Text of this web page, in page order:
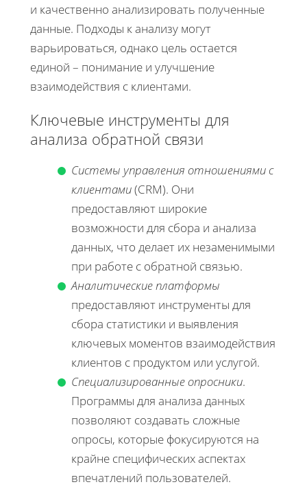
и качественно анализировать полученные
данные. Подходы к анализу могут
варьироваться, однако цель остается
единой – понимание и улучшение
взаимодействия с клиентами.
Ключевые инструменты для
анализа обратной связи
Системы управления отношениями с
клиентами(CRM). Они
предоставляют широкие
возможности для сбора и анализа
данных, что делает их незаменимыми
при работе с обратной связью.
Аналитические платформы
предоставляют инструменты для
сбора статистики и выявления
ключевых моментов взаимодействия
клиентов с продуктом или услугой.
Специализированные опросники.
Программы для анализа данных
позволяют создавать сложные
опросы, которые фокусируются на
крайне специфических аспектах
впечатлений пользователей.